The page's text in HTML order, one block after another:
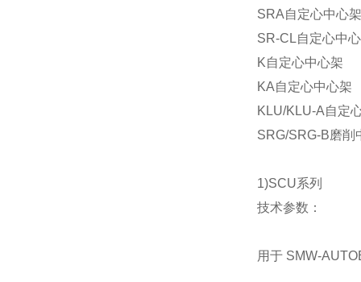
SRA自定心中心架
SR-CL自定心中
K自定心中心架
KA自定心中心架
KLU/KLU-A自定
SRG/SRG-B磨削
1)SCU系列
技术参数：
用于 SMW-